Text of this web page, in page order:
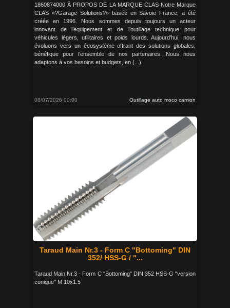
1860874000 À PROPOS DE LA MARQUE CLAS Notre Marque
CLAS «?Garage Solutions?» basée en Savoie France, a été
créée en 1996. Nous sommes depuis toujours un acteur
innovant de l’équipement et de l’outillage technique pour
véhicules légers, utilitaires et poids lourds. Aujourd’hui, nous
évoluons vers un écosystème offrant des solutions globales,
bénéfique pour l’ensemble de nos partenaires. Nous nous
adaptons à vos besoins et budgets, en (...)
08/07/2026 00:00 Outillage auto moco camion
Taraud Main Nr.3 - Form C "Bottoming" DIN
352/ HSS-G / "...
Taraud Main Nr.3 - Form C "Bottoming" DIN 352 HSS-G "version
conique" M 10x1.5